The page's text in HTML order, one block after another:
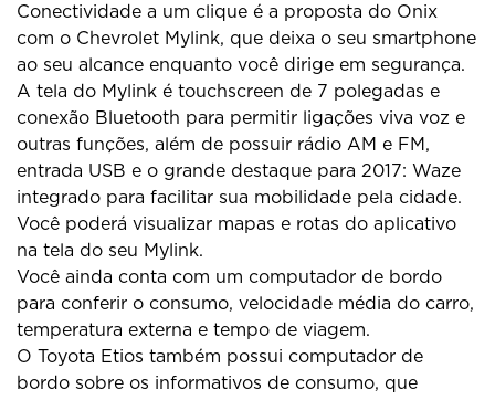
Conectividade a um clique é a proposta do Onix
com o Chevrolet Mylink, que deixa o seu smartphone
ao seu alcance enquanto você dirige em segurança.
A tela do Mylink é touchscreen de 7 polegadas e
conexão Bluetooth para permitir ligações viva voz e
outras funções, além de possuir rádio AM e FM,
entrada USB e o grande destaque para 2017: Waze
integrado para facilitar sua mobilidade pela cidade.
Você poderá visualizar mapas e rotas do aplicativo
na tela do seu Mylink.
Você ainda conta com um computador de bordo
para conferir o consumo, velocidade média do carro,
temperatura externa e tempo de viagem.
O Toyota Etios também possui computador de
bordo sobre os informativos de consumo, que